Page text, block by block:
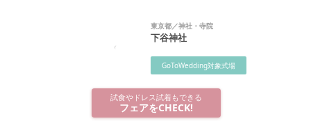
東京都／神社・寺院
下谷神社
GoToWedding対象式場
試食やドレス試着もできる
フェアをCHECK!